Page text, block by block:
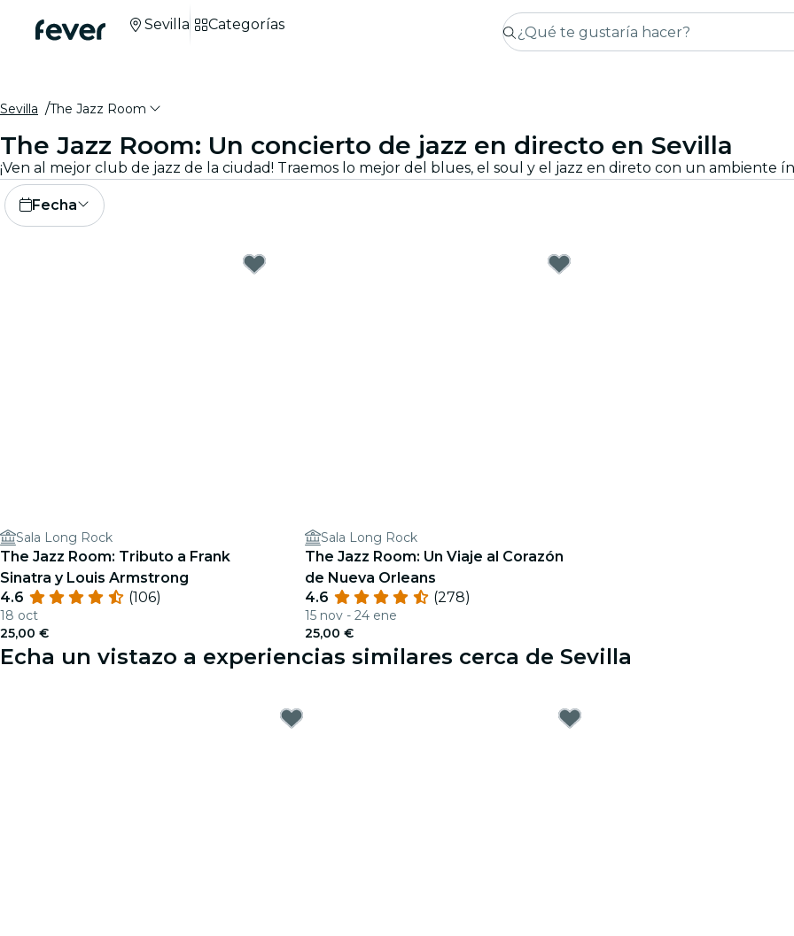
Sevilla Categorías
Sevilla The Jazz Room
The Jazz Room: Un concierto de jazz en directo en Sevilla
Fecha
Sala Long Rock
The Jazz Room: Tributo a Frank
Sinatra y Louis Armstrong
4.6
(106)
18 oct
25,00 €
Sala Long Rock
The Jazz Room: Un Viaje al Corazón
de Nueva Orleans
4.6
(278)
15 nov - 24 ene
25,00 €
Echa un vistazo a experiencias similares cerca de Sevilla